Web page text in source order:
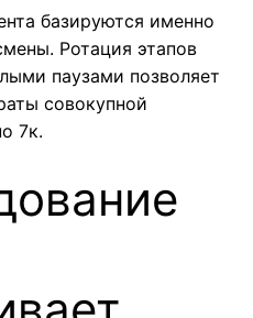
базируются именно
Ротация этапов
паузами позволяет
совокупной
7к.